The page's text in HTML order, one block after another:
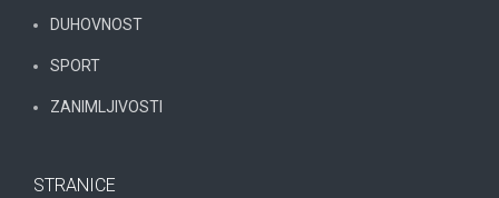
DUHOVNOST
SPORT
ZANIMLJIVOSTI
STRANICE